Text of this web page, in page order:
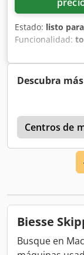
Estado: listo
Funcionalidad:
automática
funcionamiento.
Dsrf
Descubra
Centros de
Biesse
Busque en